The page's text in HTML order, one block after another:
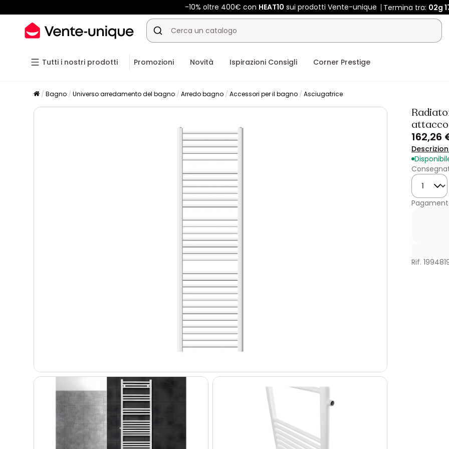
-10% oltre 400€ con HEAT10 sui prodotti Vente-unique Termina tra: 02g
Tutti i nostri prodotti Promozioni Novità Ispirazioni Consigli Corner Prestige
Bagno Universo arredamento del bagno Arredo bagno Accessori per il bagno Asciugatrice
162,26
Quantità
Rif.